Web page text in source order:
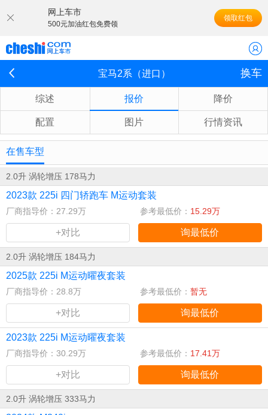
网上车市
500元加油红包免费领
领取红包
宝马2系（进口） 换车
综述 报价 降价
配置 图片 行情资讯
在售车型
2.0升 涡轮增压 178马力
2023款 225i 四门轿跑车 M运动套装
厂商指导价：27.29万 参考最低价： 15.29万
+对比 询最低价
2.0升 涡轮增压 184马力
2025款 225i M运动曜夜套装
厂商指导价：28.8万 参考最低价： 暂无
+对比 询最低价
2023款 225i M运动曜夜套装
厂商指导价：30.29万 参考最低价： 17.41万
+对比 询最低价
2.0升 涡轮增压 333马力